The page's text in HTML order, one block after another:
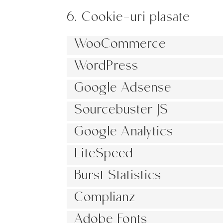
6. Cookie-uri plasate
WooCommerce
WordPress
Google Adsense
Sourcebuster JS
Google Analytics
LiteSpeed
Burst Statistics
Complianz